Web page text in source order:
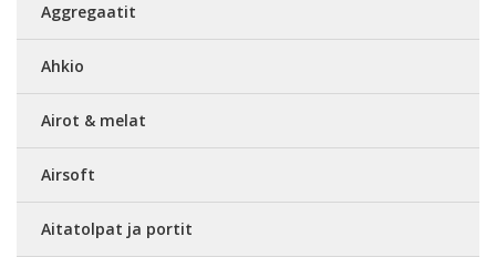
Aggregaatit
Ahkio
Airot & melat
Airsoft
Aitatolpat ja portit